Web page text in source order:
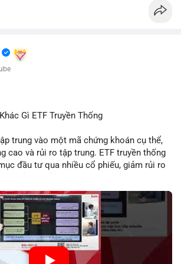
Gì ETF Truyền Thống
trung vào một mã chứng khoán cụ thể,
cao và rủi ro tập trung. ETF truyền thống
đầu tư qua nhiều cổ phiếu, giảm rủi ro
xúc với thị trường.
tại:
Kinh doanh